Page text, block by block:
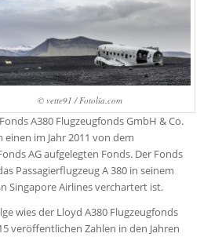
© vette91 / Fotolia.com
A380 Flugzeugfonds GmbH & Co.
einen im Jahr 2011 von dem
AG aufgelegten Fonds. Der Fonds
Passagierflugzeug A 380 in seinem
Singapore Airlines verchartert ist.
wies der Lloyd A380 Flugzeugfonds
veröffentlichen Zahlen in den Jahren